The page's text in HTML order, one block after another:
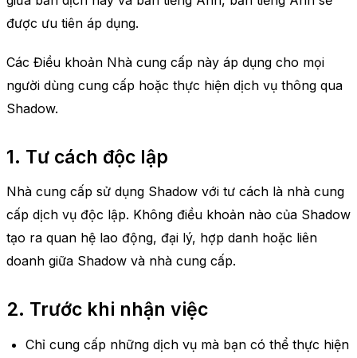
được ưu tiên áp dụng.
Các Điều khoản Nhà cung cấp này áp dụng cho mọi
người dùng cung cấp hoặc thực hiện dịch vụ thông qua
Shadow.
1. Tư cách độc lập
Nhà cung cấp sử dụng Shadow với tư cách là nhà cung
cấp dịch vụ độc lập. Không điều khoản nào của Shadow
tạo ra quan hệ lao động, đại lý, hợp danh hoặc liên
doanh giữa Shadow và nhà cung cấp.
2. Trước khi nhận việc
Chỉ cung cấp những dịch vụ mà bạn có thể thực hiện